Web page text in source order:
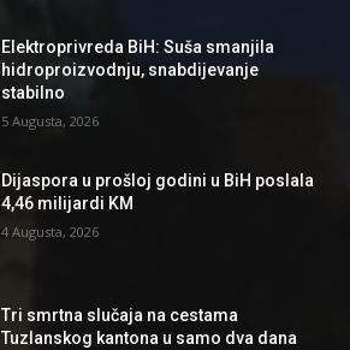
Elektroprivreda BiH: Suša smanjila
hidroproizvodnju, snabdijevanje
stabilno
5 Augusta, 2026
Dijaspora u prošloj godini u BiH poslala
4,46 milijardi KM
4 Augusta, 2026
Tri smrtna slučaja na cestama
Tuzlanskog kantona u samo dva dana